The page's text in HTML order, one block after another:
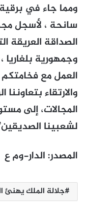
ومما جاء في
سانحة ، لأسجل
الصداقة العريقة
وجمهورية
العمل مع فخامتكم
والارتقاء
المجالات، إلى
لشعبينا
المصدر: الدار-وم ع
جلالة الملك يهنئ